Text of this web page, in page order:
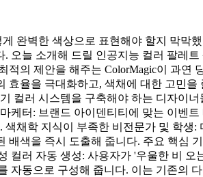
완벽한 색상으로 표현해야 할지 막
오늘 소개해 드릴 인공지능 컬러 팔레
의 제안을 해주는 ColorMagic이 과
효율을 극대화하고, 색채에 대한 고민
컬러 시스템을 구축해야 하는 디자이
케터: 브랜드 아이덴티티에 맞는 이벤
채학 지식이 부족한 비전문가 및 학
색을 즉시 도출해 줍니다. 주요 핵심
컬러 자동 생성: 사용자가 '우울한 비
자동으로 구성해 줍니다. 이는 기존의